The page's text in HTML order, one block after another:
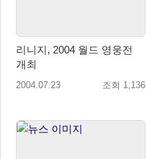
리니지, 2004 월드 영웅전
개최
2004.07.23 조회 1,136